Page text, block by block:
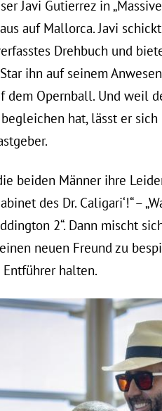
Javi Gutierrez in
auf Mallorca. Javi
Drehbuch und
ihn auf seinem
dem Opernball. Und weil
hat, lässt er
beiden Männer ihre
des Dr. Caligari‘!“ –
2“. Dann mischt
neuen Freund zu
halten.